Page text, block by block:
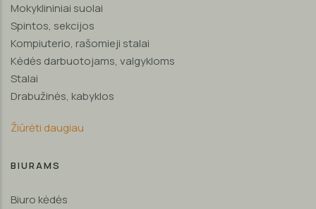
Mokyklininiai suolai
Spintos, sekcijos
Kompiuterio, rašomieji stalai
Kėdės darbuotojams, valgykloms
Stalai
Drabužinės, kabyklos
Žiūrėti daugiau
BIURAMS
Biuro kėdės